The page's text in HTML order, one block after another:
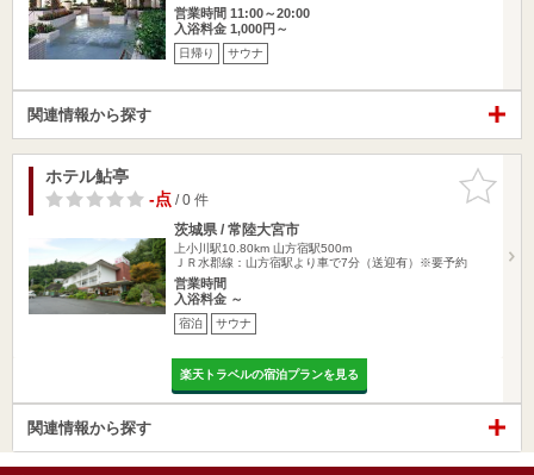
営業時間 11:00～20:00
入浴料金 1,000円～
日帰り サウナ
関連情報から探す
お気に入
りに追加
ホテル鮎亭
-点/ 0 件
茨城県 / 常陸大宮市
上小川駅10.80km 山方宿駅500m
ＪＲ水郡線：山方宿駅より車で7分（送迎有）※要予約
営業時間
入浴料金 ～
宿泊 サウナ
楽天トラベルの宿泊プランを見る
関連情報から探す